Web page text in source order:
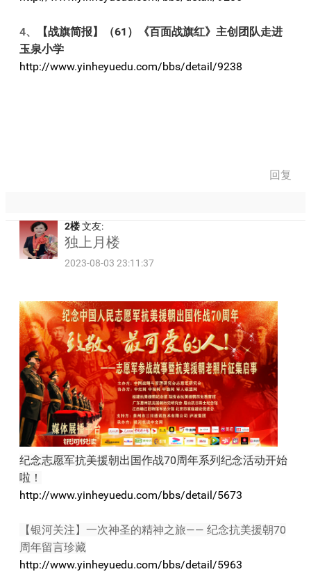
4、
【战旗简报】（61）《百面战旗红》主创团队走进
玉泉小学
http://www.yinheyuedu.com/bbs/detail/9238
回复
2楼文友:
独上月楼
2023-08-03 23:11:37
纪念志愿军抗美援朝出国作战70周年系列纪念活动开始
啦！
http://www.yinheyuedu.com/bbs/detail/5673
【银河关注】一次神圣的精神之旅—— 纪念抗美援朝70
周年留言珍藏
http://www.yinheyuedu.com/bbs/detail/5963